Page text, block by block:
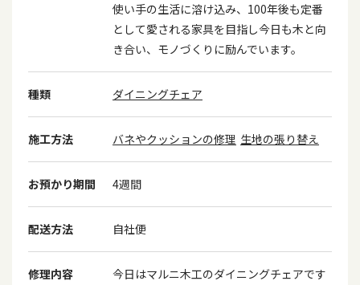
使い手の生活に溶け込み、100年後も定番
として愛される家具を目指し今日も木と向
き合い、モノづくりに励んでいます。
種類 ダイニングチェア
施工方法 バネやクッションの修理 生地の張り替え
お預かり期間 4週間
配送方法 自社便
修理内容
今日はマルニ木工のダイニングチェアです